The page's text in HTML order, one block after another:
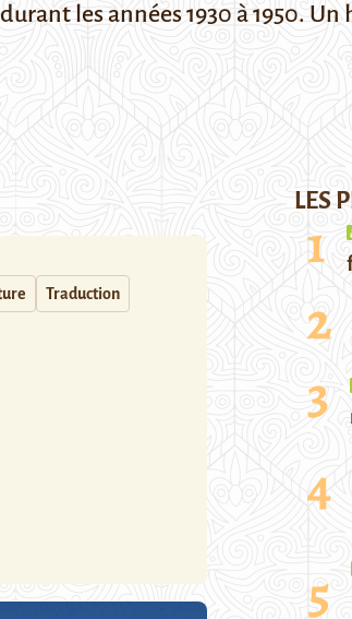
les années 1930 à 1950.
Traduction
LES